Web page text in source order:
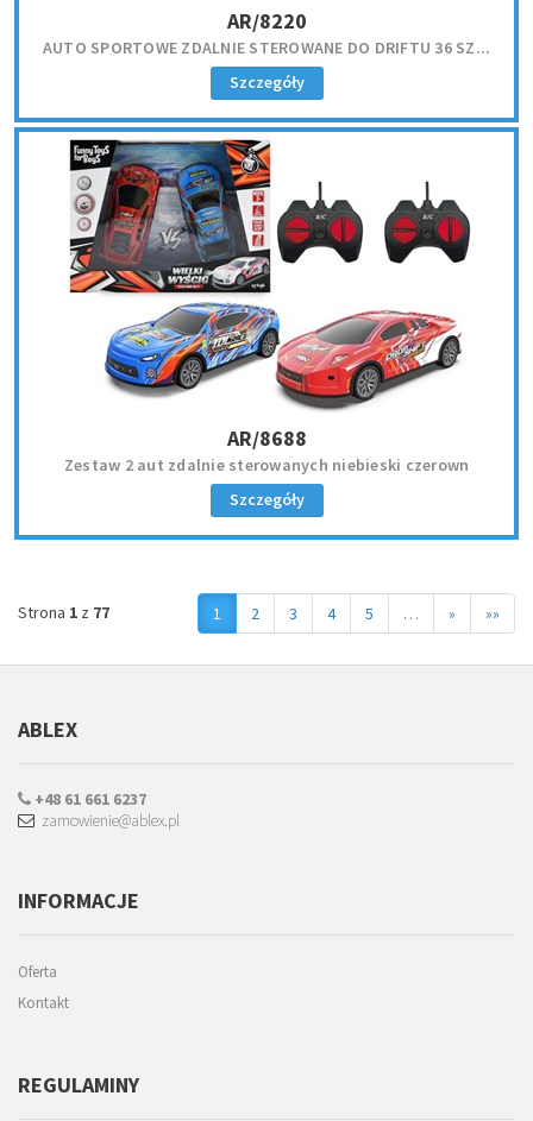
AR/8220
AUTO SPORTOWE ZDALNIE STEROWANE DO DRIFTU 36 SZ...
Szczegóły
AR/8688
Zestaw 2 aut zdalnie sterowanych niebieski czerown
Szczegóły
Strona 1 z 77 1 2 3 4 5 … » »»
ABLEX
+48 61 661 6237
zamowienie@ablex.pl
INFORMACJE
Oferta
Kontakt
REGULAMINY